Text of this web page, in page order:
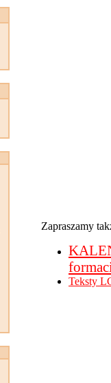
Zapraszamy
Teksty